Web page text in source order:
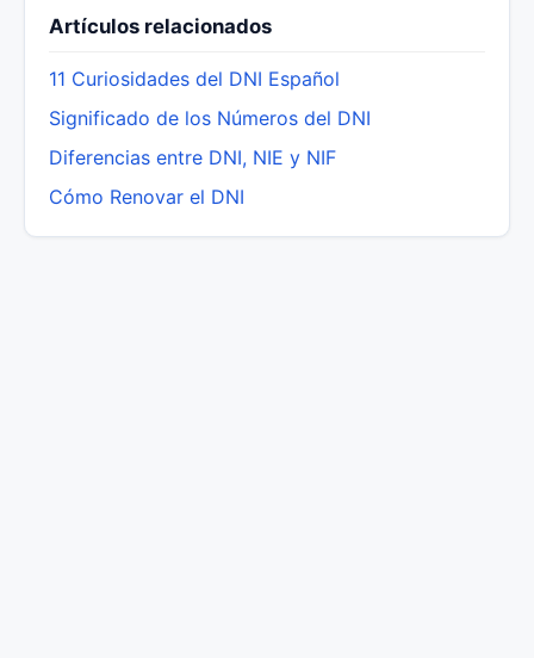
Artículos relacionados
11 Curiosidades del DNI Español
Significado de los Números del DNI
Diferencias entre DNI, NIE y NIF
Cómo Renovar el DNI